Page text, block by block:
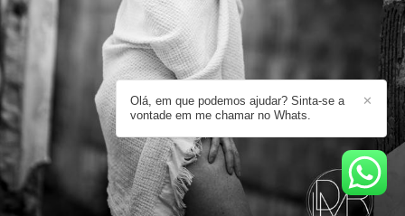
✕
Olá, em que podemos ajudar? Sinta-se a
vontade em me chamar no Whats.